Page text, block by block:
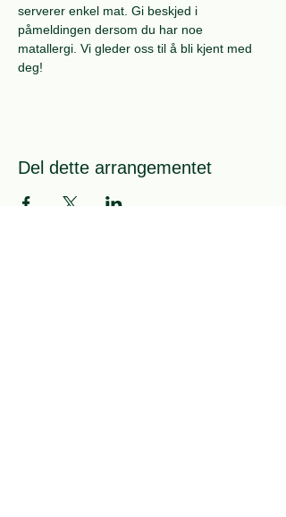
serverer enkel mat. Gi beskjed i
påmeldingen dersom du har noe
matallergi. Vi gleder oss til å bli kjent med
deg!
Del dette arrangementet